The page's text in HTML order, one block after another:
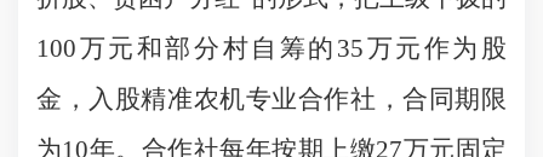
100万元和部分村自筹的 35万元作为股
金，入股精准农机专业合作社，合同期限
为10年。合作社每年按期上缴27万元固定